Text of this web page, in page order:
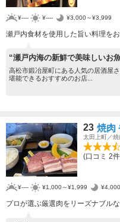
¥---- ¥---- ¥3,000～¥3,999
瀬戸内食材を使用した旨い料理をお
“瀬戸内海の新鮮で美味しいお
高松市鍛冶屋町にある人気の居酒屋
堪能できるおすすめのお店...
23 焼肉
太田上町／焼
(口コミ 2
¥---- ¥1,000～¥1,999
プロが選ぶ厳選肉をリーズナブルな